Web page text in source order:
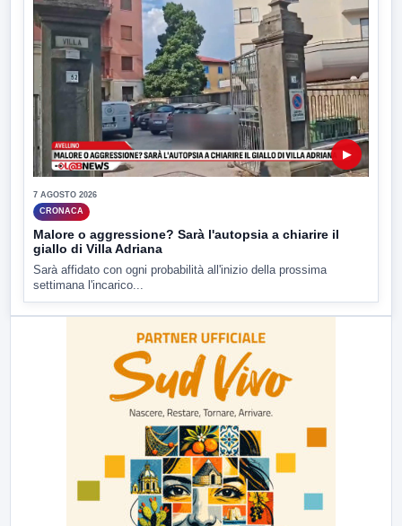
▶
7 AGOSTO 2026
CRONACA
Malore o aggressione? Sarà l'autopsia a chiarire il
giallo di Villa Adriana
Sarà affidato con ogni probabilità all'inizio della prossima
settimana l'incarico...